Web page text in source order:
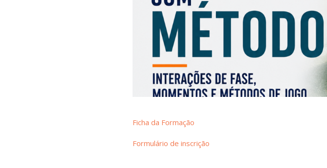
Ficha da Formação
Formulário de inscrição